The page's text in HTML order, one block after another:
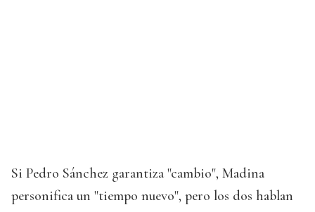
Si Pedro Sánchez garantiza "cambio", Madina
personifica un "tiempo nuevo", pero los dos hablan